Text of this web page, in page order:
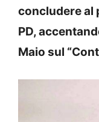
concludere al
PD,
Maio sul